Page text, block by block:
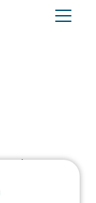
Daten,
of-Interest-